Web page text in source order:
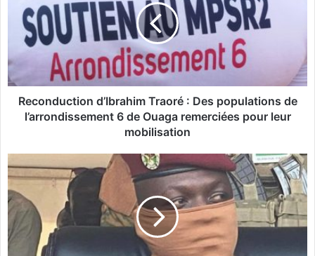
c
t
I
b
r
a
h
i
Reconduction d’Ibrahim Traoré : Des populations de
l’arrondissement 6 de Ouaga remerciées pour leur
mobilisation
d
i
t
o
|
I